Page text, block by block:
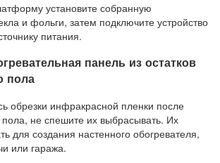
установите собранную
и фольги, затем подключите устройство
питания.
панель из остатков
пола
обрезки инфракрасной пленки после
пола, не спешите их выбрасывать. Их
для создания настенного обогревателя,
или гаража.